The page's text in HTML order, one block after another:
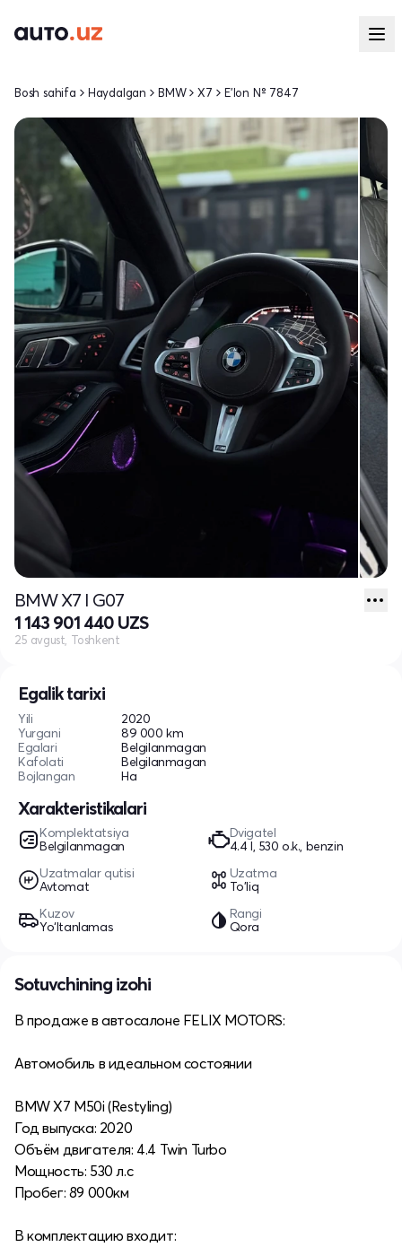
Egalik tarixi
Yili
2020
Yurgani
89 000 km
Egalari
Belgilanmagan
Kafolati
Belgilanmagan
Bojlangan
Ha
Xarakteristikalari
Komplektatsiya
Belgilanmagan
Dvigatel
4.4 l, 530 o.k., benzin
Uzatmalar qutisi
Avtomat
Uzatma
To'liq
Kuzov
Yo‘ltanlamas
Rangi
Qora
Bosh sahifa Haydalgan BMW X7 E'lon № 7847
BMW X7 I G07
1 143 901 440 UZS
25 avgust, Toshkent
Sotuvchining izohi
В продаже в автосалоне FELIX MOTORS:
Автомобиль в идеальном состоянии
BMW X7 M50i (Restyling)
Год выпуска: 2020
Объём двигателя: 4.4 Twin Turbo
Мощность: 530 л.с
Пробег: 89 000км
В комплектацию входит: